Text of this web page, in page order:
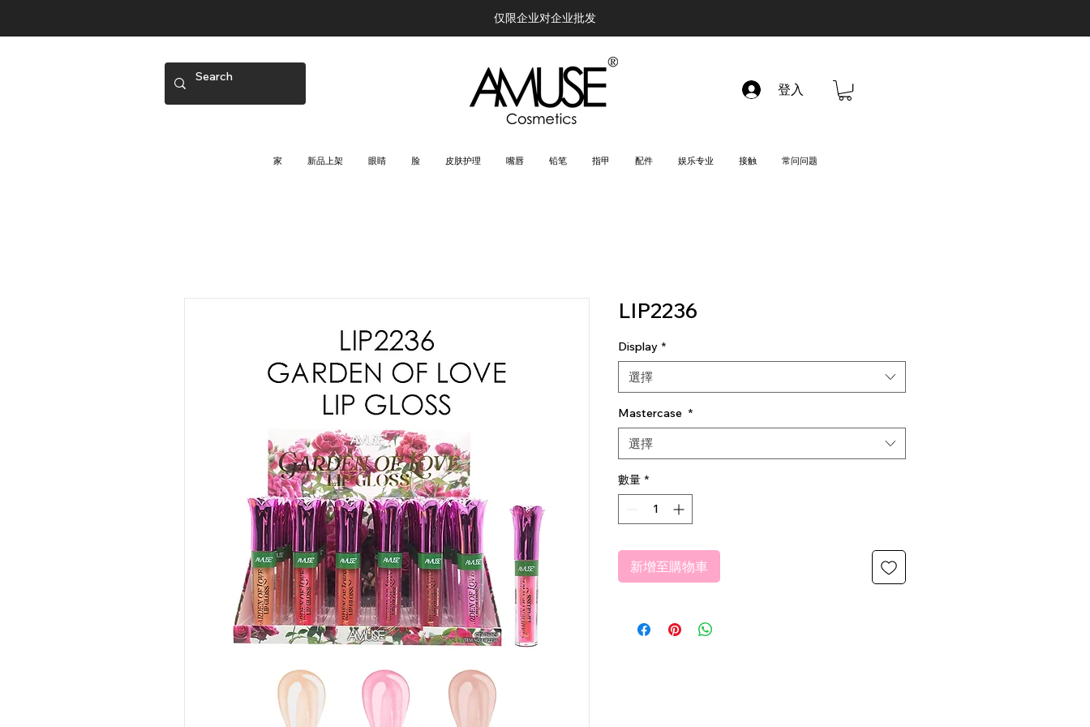
仅限企业对企业批发
登入
家 新品上架 眼睛 脸 皮肤护理 嘴唇 铅笔 指甲 配件 娱乐专业 接触 常问问题
LIP2236
Display *
選擇
Mastercase *
選擇
數量 *
新增至購物車